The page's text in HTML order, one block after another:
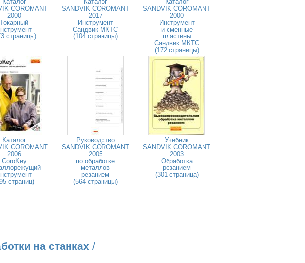
Каталог
COROMANT
2000
Токарный
страницы)
Каталог
SANDVIK COROMANT
2017
Инструмент
Сандвик-МКТС
(104 страницы)
Каталог
SANDVIK COROMANT
2000
Инструмент
и сменные
пластины
Сандвик МКТС
(172 страницы)
Каталог
COROMANT
2006
CoroKey
страниц)
Руководство
SANDVIK COROMANT
2005
по обработке
металлов
резанием
(564 страницы)
Учебник
SANDVIK COROMANT
2003
Обработка
резанием
(301 страница)
на станках /